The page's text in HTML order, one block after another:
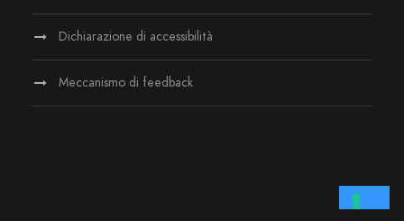
Dichiarazione di accessibilità
Meccanismo di feedback